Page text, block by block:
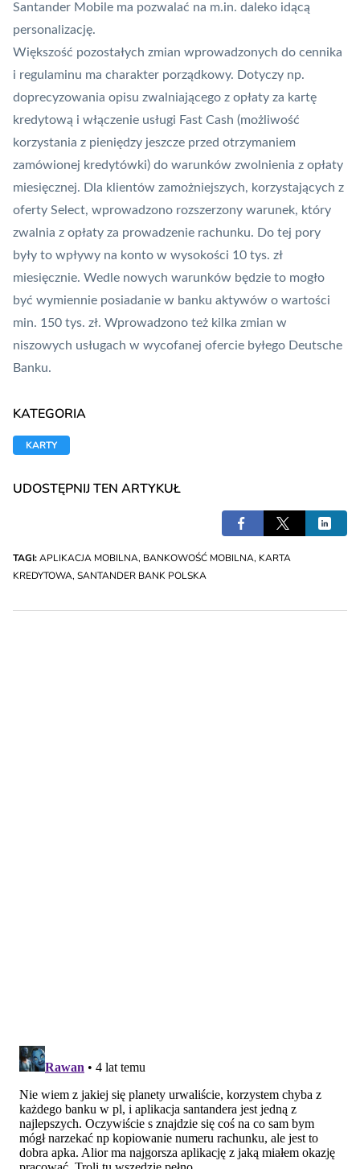
Santander Mobile ma pozwalać na m.in. daleko idącą
personalizację.
Większość pozostałych zmian wprowadzonych do cennika
i regulaminu ma charakter porządkowy. Dotyczy np.
doprecyzowania opisu zwalniającego z opłaty za kartę
kredytową i włączenie usługi Fast Cash (możliwość
korzystania z pieniędzy jeszcze przed otrzymaniem
zamówionej kredytówki) do warunków zwolnienia z opłaty
miesięcznej. Dla klientów zamożniejszych, korzystających z
oferty Select, wprowadzono rozszerzony warunek, który
zwalnia z opłaty za prowadzenie rachunku. Do tej pory
były to wpływy na konto w wysokości 10 tys. zł
miesięcznie. Wedle nowych warunków będzie to mogło
być wymiennie posiadanie w banku aktywów o wartości
min. 150 tys. zł. Wprowadzono też kilka zmian w
niszowych usługach w wycofanej ofercie byłego Deutsche
Banku.
KATEGORIA
KARTY
UDOSTĘPNIJ TEN ARTYKUŁ
TAGI:APLIKACJA MOBILNA, BANKOWOŚĆ MOBILNA, KARTA
KREDYTOWA, SANTANDER BANK POLSKA